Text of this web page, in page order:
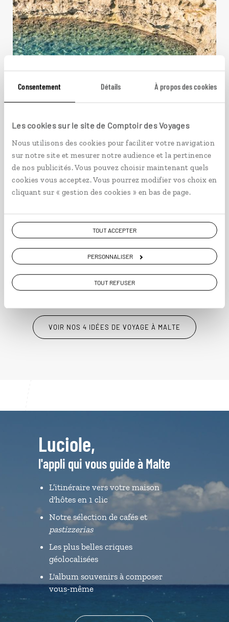
Consentement Détails À propos des cookies
Les cookies sur le site de Comptoir des Voyages
Nous utilisons des cookies pour faciliter votre navigation
sur notre site et mesurer notre audience et la pertinence
de nos publicités. Vous pouvez choisir maintenant quels
cookies vous acceptez. Vous pourrez modifier vos choix en
cliquant sur « gestion des cookies » en bas de page.
TOUT ACCEPTER
PERSONNALISER
TOUT REFUSER
Gozo l’idyllique
Lune de miel à Gozo, la plus romantique des îles
maltaises.
8 jours / 7 nuits
VOIR NOS 4 IDÉES DE VOYAGE À MALTE
Luciole,
l'appli qui vous guide à Malte
L’itinéraire vers votre maison
d'hôtes en 1 clic
Notre sélection de cafés et
pastizzerias
Les plus belles criques
géolocalisées
L'album souvenirs à composer
vous-même